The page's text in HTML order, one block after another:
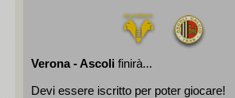
Verona - Ascoli finirà...
Devi essere iscritto per poter giocare!